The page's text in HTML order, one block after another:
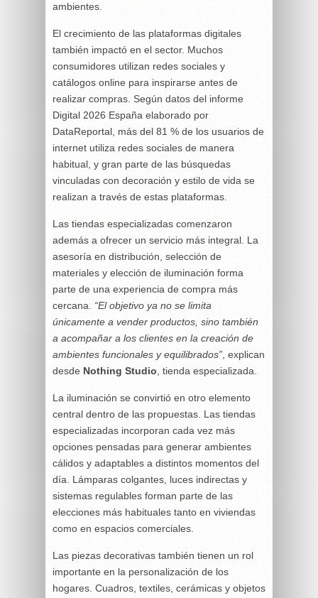
ambientes.
El crecimiento de las plataformas digitales
también impactó en el sector. Muchos
consumidores utilizan redes sociales y
catálogos online para inspirarse antes de
realizar compras. Según datos del informe
Digital 2026 España elaborado por
DataReportal, más del 81 % de los usuarios de
internet utiliza redes sociales de manera
habitual, y gran parte de las búsquedas
vinculadas con decoración y estilo de vida se
realizan a través de estas plataformas.
Las tiendas especializadas comenzaron
además a ofrecer un servicio más integral. La
asesoría en distribución, selección de
materiales y elección de iluminación forma
parte de una experiencia de compra más
cercana. “El objetivo ya no se limita
únicamente a vender productos, sino también
a acompañar a los clientes en la creación de
ambientes funcionales y equilibrados”, explican
desde Nothing Studio, tienda especializada.
La iluminación se convirtió en otro elemento
central dentro de las propuestas. Las tiendas
especializadas incorporan cada vez más
opciones pensadas para generar ambientes
cálidos y adaptables a distintos momentos del
día. Lámparas colgantes, luces indirectas y
sistemas regulables forman parte de las
elecciones más habituales tanto en viviendas
como en espacios comerciales.
Las piezas decorativas también tienen un rol
importante en la personalización de los
hogares. Cuadros, textiles, cerámicas y objetos